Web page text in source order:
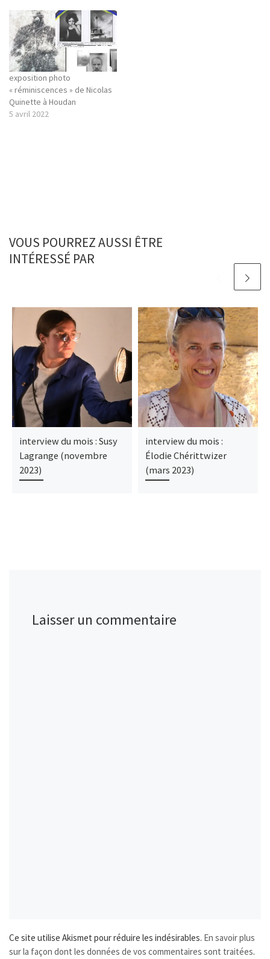
exposition photo
« réminiscences » de Nicolas
Quinette à Houdan
5 avril 2022
VOUS POURREZ AUSSI ÊTRE
INTÉRESSÉ PAR
interview du mois : Susy
Lagrange (novembre
2023)
interview du mois :
Élodie Chérittwizer
(mars 2023)
Laisser un commentaire
Ce site utilise Akismet pour réduire les indésirables. En savoir plus
sur la façon dont les données de vos commentaires sont traitées.